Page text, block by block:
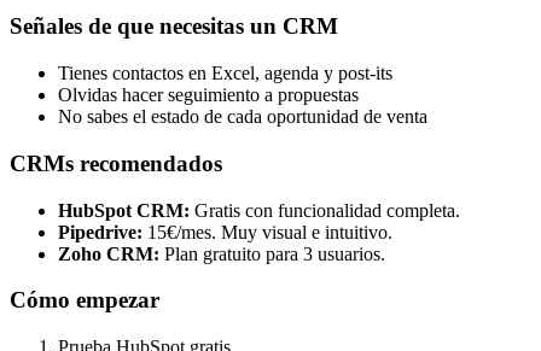
Señales de que necesitas un CRM
Tienes contactos en Excel, agenda y post-its
Olvidas hacer seguimiento a propuestas
No sabes el estado de cada oportunidad de venta
CRMs recomendados
HubSpot CRM: Gratis con funcionalidad completa.
Pipedrive: 15€/mes. Muy visual e intuitivo.
Zoho CRM: Plan gratuito para 3 usuarios.
Cómo empezar
Prueba HubSpot gratis